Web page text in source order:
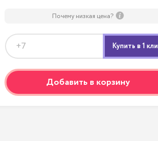
Почему низкая цена?
Добавить в корзину